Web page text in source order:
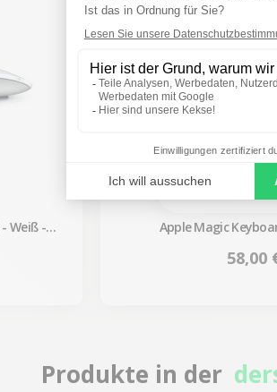
Weiß -
Apple Magic
Preis
58,00
Produkte in der